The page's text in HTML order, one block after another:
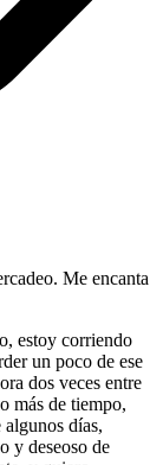
Me encanta
estoy corriendo
un poco de ese
dos veces entre
más de tiempo,
días,
y deseoso de